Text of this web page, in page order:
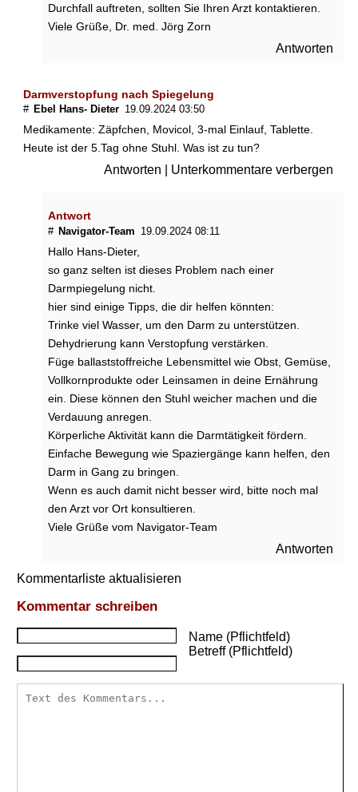
Durchfall auftreten, sollten Sie Ihren Arzt kontaktieren.
Viele Grüße, Dr. med. Jörg Zorn
Antworten
Darmverstopfung nach Spiegelung
# Ebel Hans- Dieter 19.09.2024 03:50
Medikamente: Zäpfchen, Movicol, 3-mal Einlauf, Tablette.
Heute ist der 5.Tag ohne Stuhl. Was ist zu tun?
Antworten Unterkommentare verbergen
Antwort
# Navigator-Team 19.09.2024 08:11
Hallo Hans-Dieter,
so ganz selten ist dieses Problem nach einer
Darmpiegelung nicht.
hier sind einige Tipps, die dir helfen könnten:
Trinke viel Wasser, um den Darm zu unterstützen.
Dehydrierung kann Verstopfung verstärken.
Füge ballaststoffreiche Lebensmittel wie Obst, Gemüse,
Vollkornprodukte oder Leinsamen in deine Ernährung
ein. Diese können den Stuhl weicher machen und die
Verdauung anregen.
Körperliche Aktivität kann die Darmtätigkeit fördern.
Einfache Bewegung wie Spaziergänge kann helfen, den
Darm in Gang zu bringen.
Wenn es auch damit nicht besser wird, bitte noch mal
den Arzt vor Ort konsultieren.
Viele Grüße vom Navigator-Team
Antworten
Kommentarliste aktualisieren
Kommentar schreiben
Name (Pflichtfeld)
Betreff (Pflichtfeld)
p
e
p
l
a
n
ü
h
r
m
i
t
t
l
:
W
i
e
m
s
s
i
c
h
c
a
d
i
e
D